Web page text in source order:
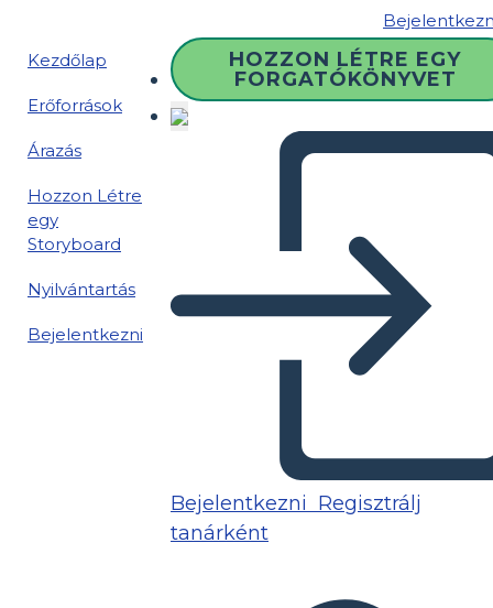
Kezdőlap
Erőforrások
Árazás
Hozzon Létre
egy
Storyboard
Nyilvántartás
Bejelentkezni
HOZZON LÉTRE EGY
FORGATÓKÖNYVET
Bejelentkezni Regisztrálj
tanárként